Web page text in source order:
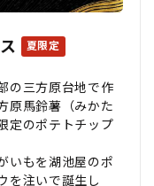
夏限定
の三方原台地で作
原馬鈴薯（みかた
定のポテトチップ
いもを湖池屋のポ
を注いで誕生し